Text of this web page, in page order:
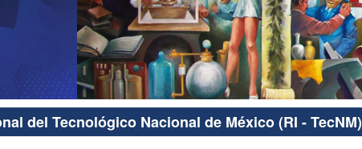
del Tecnológico Nacional de México (RI - TecNM)